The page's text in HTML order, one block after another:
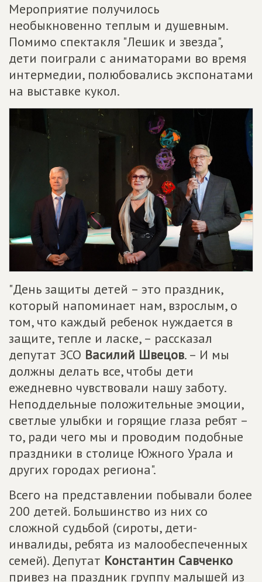
Мероприятие получилось
необыкновенно теплым и душевным.
Помимо спектакля "Лешик и звезда",
дети поиграли с аниматорами во время
интермедии, полюбовались экспонатами
на выставке кукол.
"День защиты детей – это праздник,
который напоминает нам, взрослым, о
том, что каждый ребенок нуждается в
защите, тепле и ласке, – рассказал
депутат ЗСО Василий Швецов. – И мы
должны делать все, чтобы дети
ежедневно чувствовали нашу заботу.
Неподдельные положительные эмоции,
светлые улыбки и горящие глаза ребят –
то, ради чего мы и проводим подобные
праздники в столице Южного Урала и
других городах региона".
Всего на представлении побывали более
200 детей. Большинство из них со
сложной судьбой (сироты, дети-
инвалиды, ребята из малообеспеченных
семей). Депутат Константин Савченко
привез на праздник группу малышей из